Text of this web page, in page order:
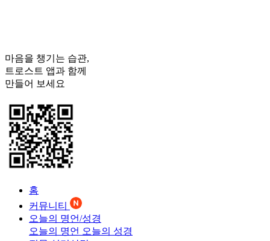
마음을 챙기는 습관,
트로스트 앱과 함께
만들어 보세요
홈
커뮤니티
오늘의 명언/성경
오늘의 명언 오늘의 성경